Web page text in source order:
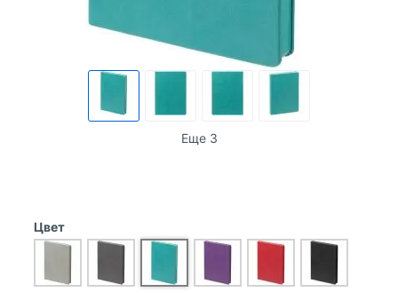
Еще 3
Цвет